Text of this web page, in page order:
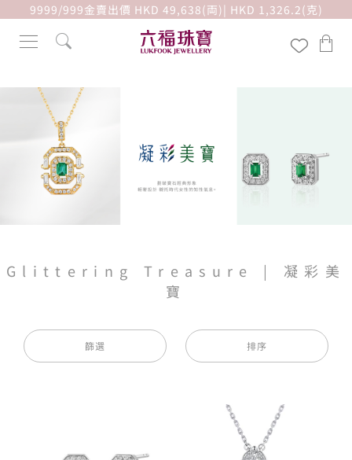
9999/999金賣出價 HKD 49,638(両)| HKD 1,326.2(克)
Glittering Treasure | 凝彩美
寶
篩選 排序